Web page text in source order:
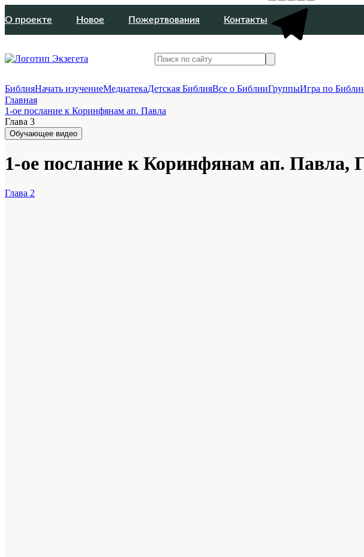
О проекте Новое Пожертвования Контакты
БиблияНачать изучениеМедиатекаДетская БиблияВсе о БиблииГруппыИгра по
Главная
1-ое послание к Коринфянам ап. Павла
Глава 3
Обучающее видео
1-ое послание к Коринфянам ап. Павла,
Глава 2